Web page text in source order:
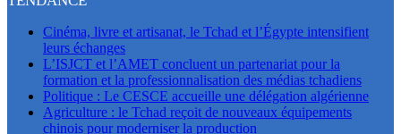
Cinéma, livre et artisanat, le Tchad et l’Égypte intensifient
leurs échanges
L’ISJCT et l’AMET concluent un partenariat pour la
formation et la professionnalisation des médias tchadiens
Politique : Le CESCE accueille une délégation algérienne
Agriculture : le Tchad reçoit de nouveaux équipements
chinois pour moderniser la production